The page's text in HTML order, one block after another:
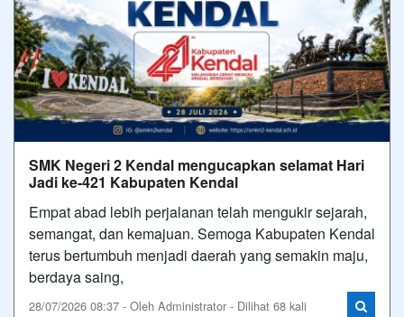
SMK Negeri 2 Kendal mengucapkan selamat Hari
Jadi ke-421 Kabupaten Kendal
Empat abad lebih perjalanan telah mengukir sejarah,
semangat, dan kemajuan. Semoga Kabupaten Kendal
terus bertumbuh menjadi daerah yang semakin maju,
berdaya saing,
28/07/2026 08:37 - Oleh Administrator - Dilihat 68 kali